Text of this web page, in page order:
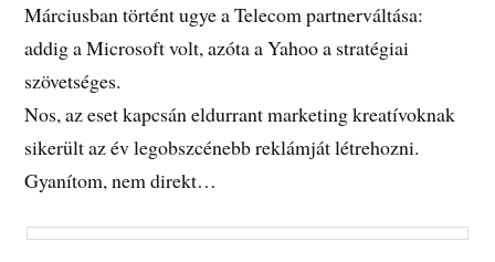
Márciusban történt ugye a Telecom partnerváltása:
addig a Microsoft volt, azóta a Yahoo a stratégiai
szövetséges.
Nos, az eset kapcsán eldurrant marketing kreatívoknak
sikerült az év legobszcénebb reklámját létrehozni.
Gyanítom, nem direkt…